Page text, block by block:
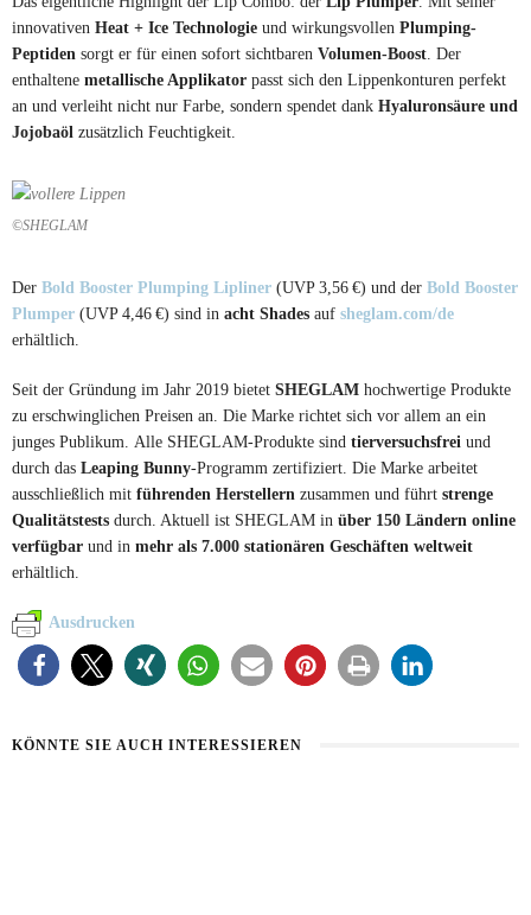
innovativen Heat + Ice Technologie und wirkungsvollen Plumping-
Peptiden sorgt er für einen sofort sichtbaren Volumen-Boost . Der
enthaltene metallische Applikator passt sich den Lippenkonturen perfekt
an und verleiht nicht nur Farbe, sondern spendet dank Hyaluronsäure und
Jojobaöl zusätzlich Feuchtigkeit.
©SHEGLAM
Der Bold Booster Plumping Lipliner (UVP 3,56 €) und der Bold Booster
Plumper (UVP 4,46 €) sind in acht Shades auf sheglam.com/de
erhältlich.
Seit der Gründung im Jahr 2019 bietet SHEGLAM hochwertige Produkte
zu erschwinglichen Preisen an. Die Marke richtet sich vor allem an ein
junges Publikum. Alle SHEGLAM-Produkte sind tierversuchsfrei und
durch das Leaping Bunny-Programm zertifiziert. Die Marke arbeitet
ausschließlich mit führenden Herstellern zusammen und führt strenge
Qualitätstests durch. Aktuell ist SHEGLAM in über 150 Ländern online
verfügbar und in mehr als 7.000 stationären Geschäften weltweit
erhältlich.
Ausdrucken
KÖNNTE SIE AUCH INTERESSIEREN